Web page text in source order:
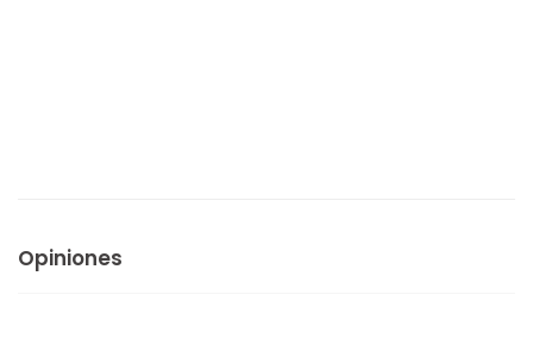
Opiniones